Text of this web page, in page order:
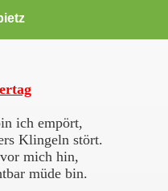
ich empört,
Klingeln stört.
mich hin,
müde bin.